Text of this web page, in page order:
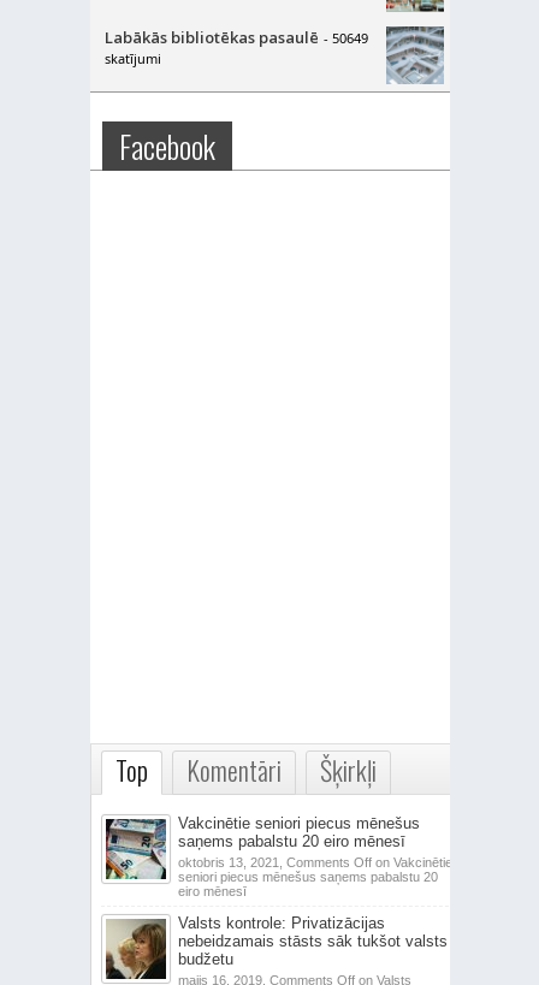
Labākās bibliotēkas pasaulē - 50649
skatījumi
Facebook
Top Komentāri Šķirkļi
Vakcinētie seniori piecus mēnešus
saņems pabalstu 20 eiro mēnesī
oktobris 13, 2021, Comments Offon Vakcinētie
seniori piecus mēnešus saņems pabalstu 20
eiro mēnesī
Valsts kontrole: Privatizācijas
nebeidzamais stāsts sāk tukšot valsts
budžetu
maijs 16, 2019, Comments Offon Valsts